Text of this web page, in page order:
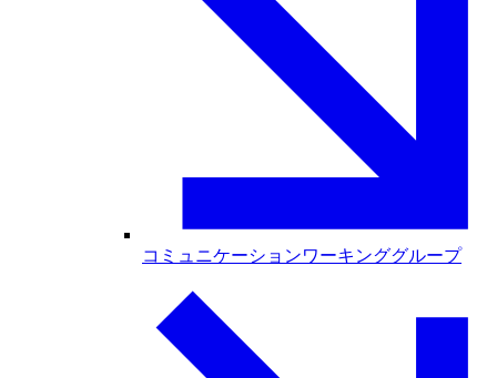
コミュニケーションワーキンググループ